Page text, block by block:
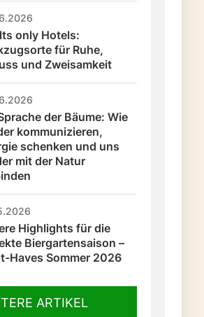
only Hotels:
für Ruhe,
und Zweisamkeit
der Bäume: Wie
kommunizieren,
schenken und uns
mit der Natur
Highlights für die
Biergartensaison –
Haves Sommer 2026
ARTIKEL